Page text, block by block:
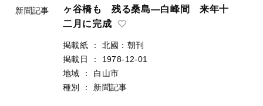
新聞記事
ヶ谷橋も 残る桑島―白峰間 来年十
二月に完成
掲載紙 ：
北國：朝刊
掲載日
：
1978-12-01
地域
：
白山市
種別
： 新聞記事